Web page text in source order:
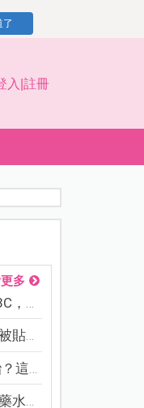
了
入|註冊
多
...
「...
8...
納...